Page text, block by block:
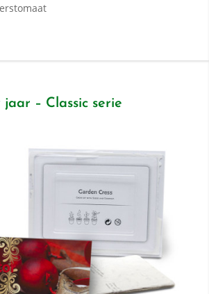
– Classic serie